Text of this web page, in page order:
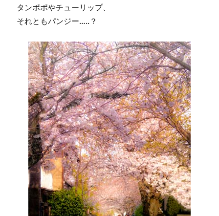
タンポポやチューリップ、
それともパンジー…..？